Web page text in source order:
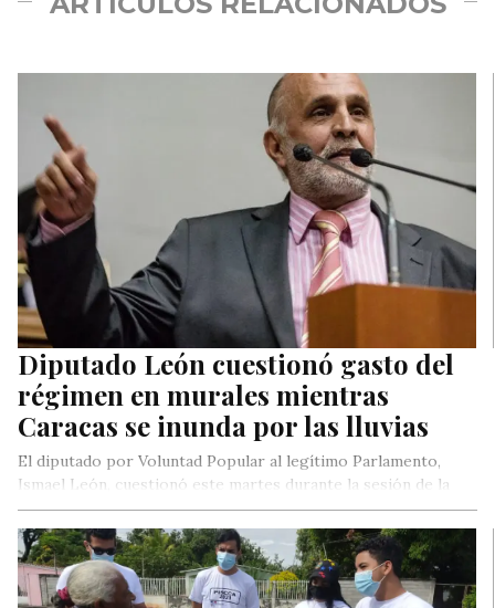
Diputado León cuestionó gasto del
régimen en murales mientras
Caracas se inunda por las lluvias
El diputado por Voluntad Popular al legítimo Parlamento,
Ismael León, cuestionó este martes durante la sesión de la
Comisión Delegada,…